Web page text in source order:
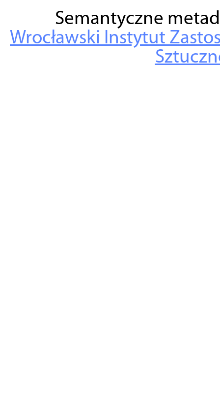
Semantyczne
Wrocławski Instytut